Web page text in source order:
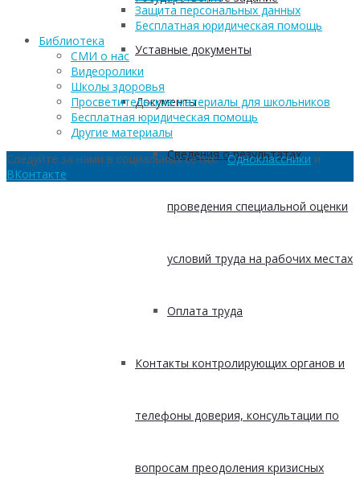
Уставные документы
Документы
Сведения о результатах
проведения специальной оценки
условий труда на рабочих местах
Оплата труда
Контакты контролирующих органов и
телефоны доверия, консультации по
вопросам преодоления кризисных
Защита персональных данных
Бесплатная юридическая помощь
Библиотека
СМИ о нас
Видеоролики
Школы здоровья
Просветительские материалы для школьников
Бесплатная юридическая помощь
Другие материалы
Следуйте за нами в социальных сетях:Одноклассники и
ВКонтакте